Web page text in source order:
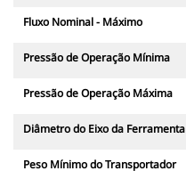
Fluxo Nominal - Máximo
Pressão de Operação Mínima
Pressão de Operação Máxima
Diâmetro do Eixo da Ferramenta
Peso Mínimo do Transportador